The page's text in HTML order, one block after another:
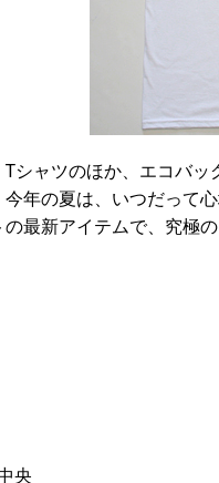
シャツのほか、エコバッ
年の夏は、いつだって
の最新アイテムで、究極
央